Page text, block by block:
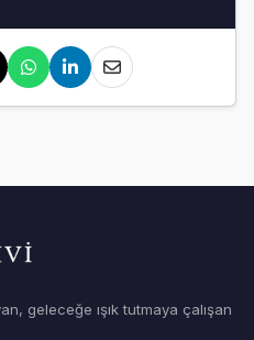
geleceğe ışık tutmaya çalışan